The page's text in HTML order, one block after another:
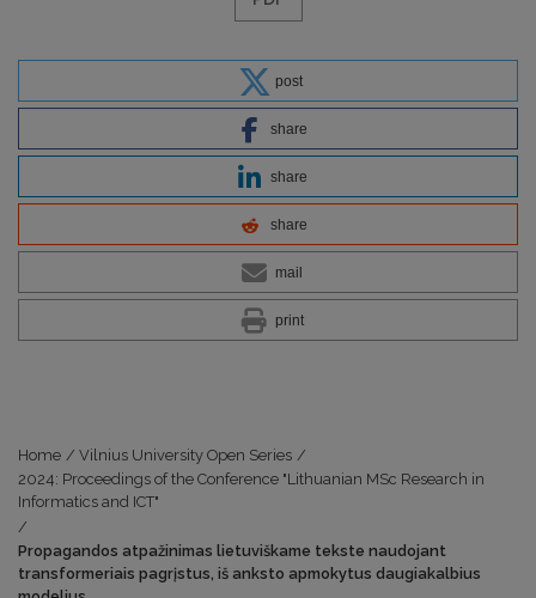
post
share
share
share
mail
print
Home / Vilnius University Open Series /
2024: Proceedings of the Conference "Lithuanian MSc Research in
Informatics and ICT"
/
Propagandos atpažinimas lietuviškame tekste naudojant
transformeriais pagrįstus, iš anksto apmokytus daugiakalbius